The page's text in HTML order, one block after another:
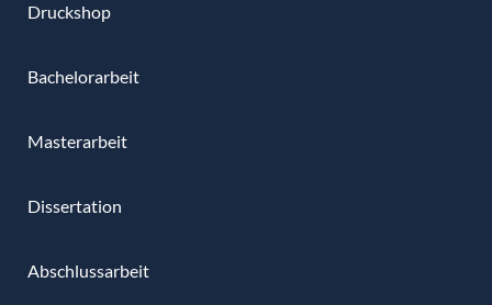
Druckshop
Bachelorarbeit
Masterarbeit
Dissertation
Abschlussarbeit